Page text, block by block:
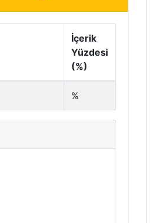
İçerik
Yüzdesi
(%)
%